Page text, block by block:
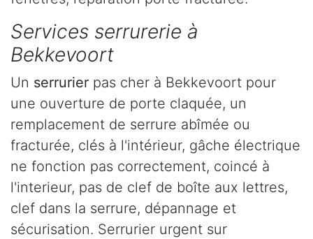
Services serrurerie à
Bekkevoort
Un serrurier pas cher à Bekkevoort pour
une ouverture de porte claquée, un
remplacement de serrure abîmée ou
fracturée, clés à l'intérieur, gâche électrique
ne fonction pas correctement, coincé à
l'interieur, pas de clef de boîte aux lettres,
clef dans la serrure, dépannage et
sécurisation. Serrurier urgent sur